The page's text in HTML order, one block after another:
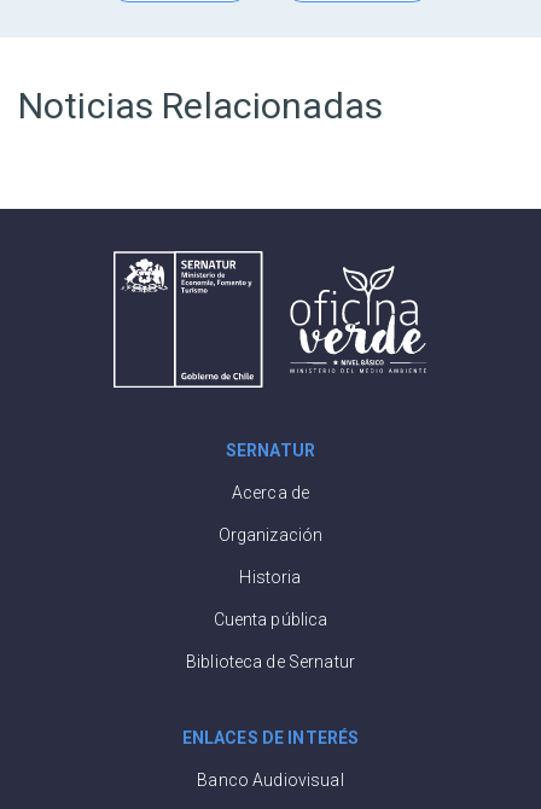
Noticias Relacionadas
SERNATUR
Acerca de
Organización
Historia
Cuenta pública
Biblioteca de Sernatur
ENLACES DE INTERÉS
Banco Audiovisual